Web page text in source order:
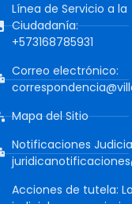
Línea de Servicio a la
Ciudadanía:
+573168785931
Correo electrónico:
Mapa del Sitio
Notificaciones
Acciones de tutela: